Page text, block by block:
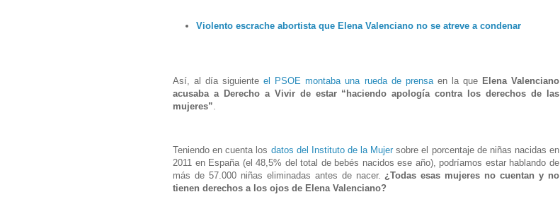
Violento escrache abortista que Elena Valenciano no se atreve a condenar
Así, al día siguienteel PSOE montaba una rueda de prensaen la que Elena Valenciano
acusaba a Derecho a Vivir de estar “haciendo apología contra los derechos de las
mujeres”
Teniendo en cuenta los datos del Instituto de la Mujer sobre el porcentaje de niñas nacidas en
2011 en España (el 48,5% del total de bebés nacidos ese año), podríamos estar hablando de
más de 57.000 niñas eliminadas antes de nacer. ¿Todas esas mujeres no cuentan y no
tienen derechos a los ojos de Elena Valenciano?